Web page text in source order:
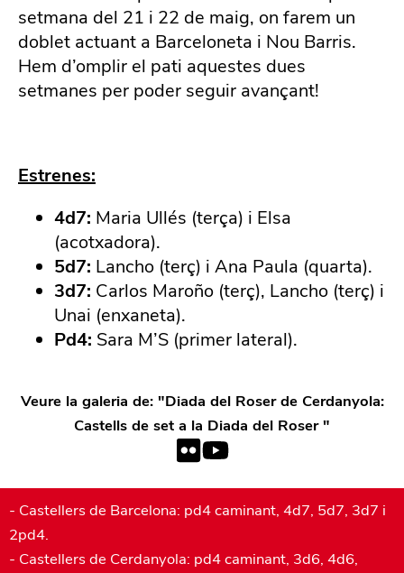
setmana del 21 i 22 de maig, on farem un
doblet actuant a Barceloneta i Nou Barris.
Hem d’omplir el pati aquestes dues
setmanes per poder seguir avançant!
Estrenes:
4d7: Maria Ullés (terça) i Elsa
(acotxadora).
5d7: Lancho (terç) i Ana Paula (quarta).
3d7: Carlos Maroño (terç), Lancho (terç) i
Unai (enxaneta).
Pd4: Sara M’S (primer lateral).
Veure la galeria de: "Diada del Roser de Cerdanyola:
Castells de set a la Diada del Roser"
- Castellers de Barcelona: pd4 caminant, 4d7, 5d7, 3d7 i
2pd4.
- Castellers de Cerdanyola: pd4 caminant, 3d6, 4d6,